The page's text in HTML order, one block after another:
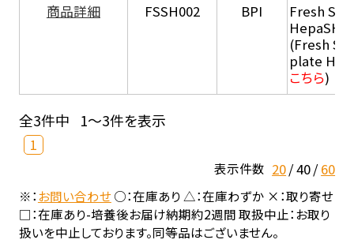
商品詳細
FSSH002 BPI
Fresh
HepaSH®
(Fresh
plate
こちら)
全3件中 1～3件を表示
1
表示件数 20 40 60
※：お問い合わせ○：在庫あり △：在庫わずか ×：取り寄せ
□：在庫あり-培養後お届け納期約2週間 取扱中止：お取り
扱いを中止しております。同等品はございません。